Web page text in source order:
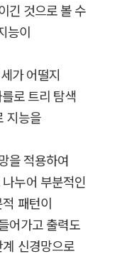
긴 것으로 볼 수
능이
가 어떨지
로 트리 탐색
지능을
을 적용하여
누어 부분적인
패턴이
어가고 출력도
신경망으로